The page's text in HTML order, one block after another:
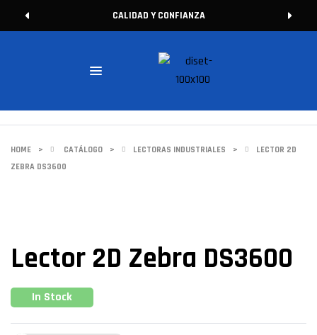
CALIDAD Y CONFIANZA
HOME > CATÁLOGO > LECTORAS INDUSTRIALES >
LECTOR 2D
ZEBRA DS3600
Lector 2D Zebra DS3600
In Stock